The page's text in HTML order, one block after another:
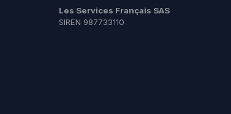
Les Services Français SAS
SIREN 987733110